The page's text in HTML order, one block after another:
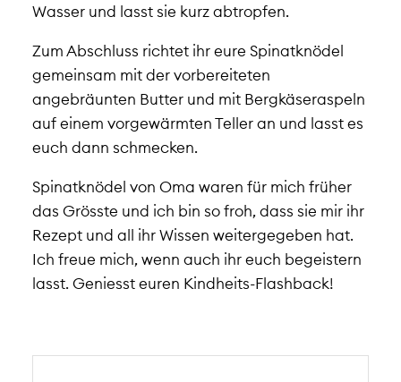
Wasser und lasst sie kurz abtropfen.
Zum Abschluss richtet ihr eure Spinatknödel
gemeinsam mit der vorbereiteten
angebräunten Butter und mit Bergkäseraspeln
auf einem vorgewärmten Teller an und lasst es
euch dann schmecken.
Spinatknödel von Oma waren für mich früher
das Grösste und ich bin so froh, dass sie mir ihr
Rezept und all ihr Wissen weitergegeben hat.
Ich freue mich, wenn auch ihr euch begeistern
lasst. Geniesst euren Kindheits-Flashback!